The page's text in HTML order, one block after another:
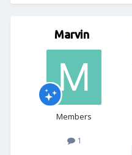
Marvin
Members
1